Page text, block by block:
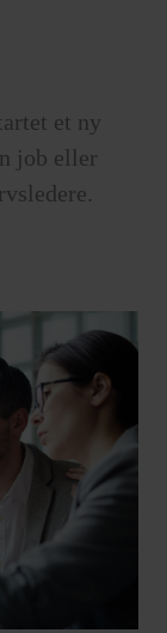
et ny
job eller